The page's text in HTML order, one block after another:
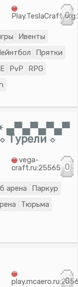
0
Ивенты
Прятки
PvP
RPG
▄▀▄▀▄▀▄▀
Турели ⬦
vega-
craft.ru:25565 0
арена
Паркур
Тюрьма
0